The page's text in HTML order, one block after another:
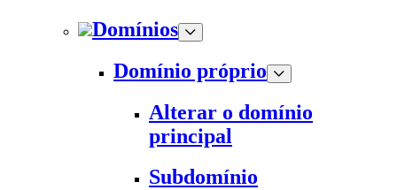
Domínios
Domínio próprio
Alterar o domínio
principal
Subdomínio